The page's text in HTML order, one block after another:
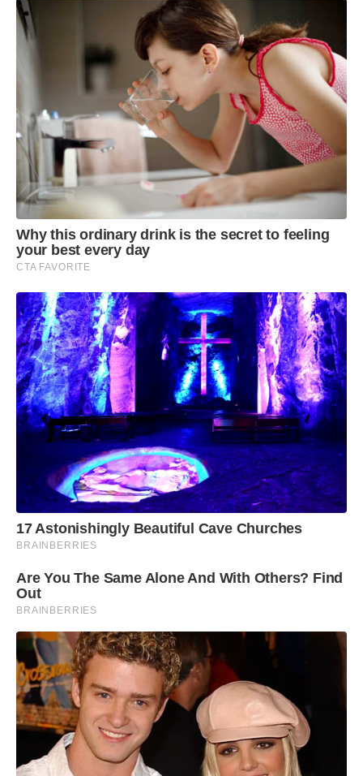
Why this ordinary drink is the secret to feeling
your best every day
CTA FAVORITE
17 Astonishingly Beautiful Cave Churches
BRAINBERRIES
Are You The Same Alone And With Others? Find
Out
BRAINBERRIES